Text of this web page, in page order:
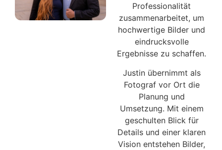
Professionalität
zusammenarbeitet, um
hochwertige Bilder und
eindrucksvolle
Ergebnisse zu schaffen.
Justin übernimmt als
Fotograf vor Ort die
Planung und
Umsetzung. Mit einem
geschulten Blick für
Details und einer klaren
Vision entstehen Bilder,